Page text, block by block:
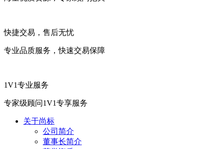
快捷交易，售后无忧
专业品质服务，快速交易保障
1V1专业服务
专家级顾问1V1专享服务
关于尚标
公司简介
董事长简介